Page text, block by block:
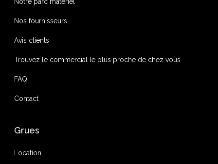
Nos fournisseurs
Avis clients
Trouvez le commercial le plus proche de chez vous
FAQ
Contact
Grues
Location